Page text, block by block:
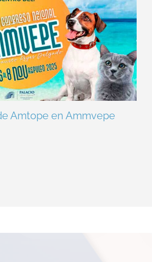
Amtope en Ammvepe